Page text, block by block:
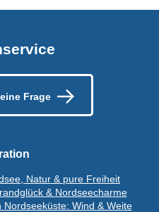
Frage
Natur & pure Freiheit
& Nordseecharme
Wind & Weite